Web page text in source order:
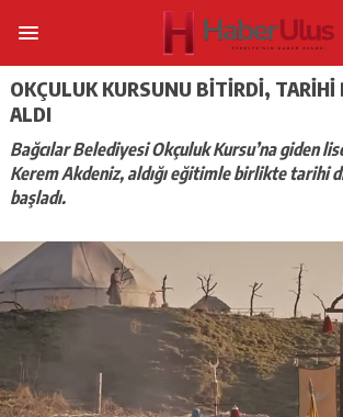
OKÇULUK KURSUNU BITIRDI, TARIHI
ALDI
Bağcılar Belediyesi Okçuluk Kursu’na giden
Kerem Akdeniz, aldığı eğitimle birlikte tarihi
başladı.